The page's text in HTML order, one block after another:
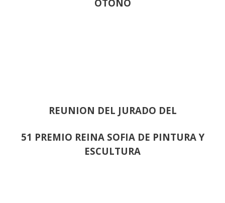
OTOÑO
REUNION DEL JURADO DEL
51 PREMIO REINA SOFIA DE PINTURA Y
ESCULTURA